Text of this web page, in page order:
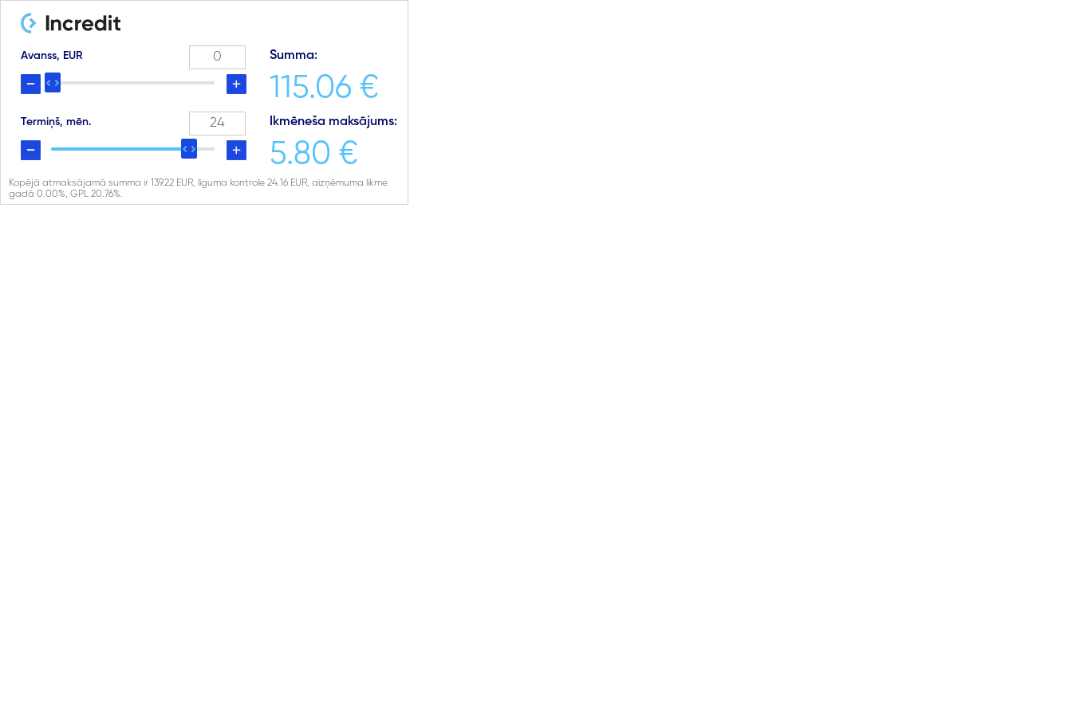
Avanss, EUR
Termiņš, mēn.
Summa:
115.06 €
Ikmēneša maksājums:
5.80 €
Kopējā atmaksājamā summa ir 139.22 EUR, līguma kontrole 24.16 EUR, aizņēmuma likme
gadā 0.00%, GPL 20.76%.